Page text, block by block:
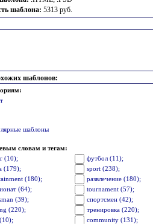
шаблона: 5313 руб.
шаблонов:
шаблоны
словам и тегам:
(10);
футбол (11);
(179);
sport (238);
(180);
развлечение (180);
(64);
tournament (57);
(39);
спортсмен (42);
(220);
тренировка (220);
community (131);